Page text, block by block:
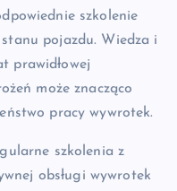
szkolenie
pojazdu. Wiedza i
prawidłowej
może znacząco
pracy wywrotek.
szkolenia z
obsługi wywrotek